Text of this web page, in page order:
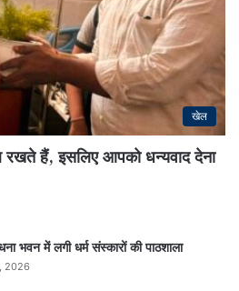
खेल
हैं, इसलिए आपको धन्यवाद देना
भवन में लगी धर्म संस्कारों की पाठशाला
2026